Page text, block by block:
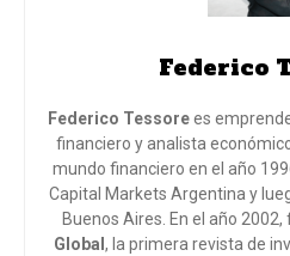
Federico
Federico Tessorees
financiero y analista
mundo financiero en el año
Capital Markets Argentina y
Buenos Aires. En el año
Global , la primera revista de